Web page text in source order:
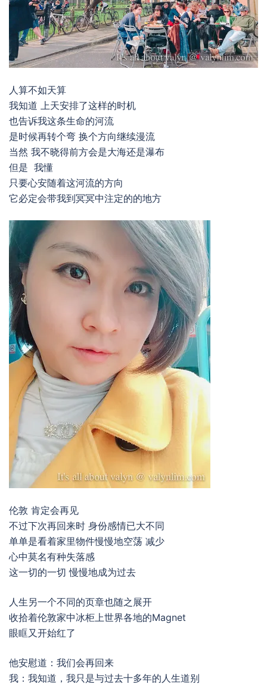
人算不如天算
我知道 上天安排了这样的时机
也告诉我这条生命的河流
是时候再转个弯 换个方向继续漫流
当然 我不晓得前方会是大海还是瀑布
但是 我懂
只要心安随着这河流的方向
它必定会带我到冥冥中注定的的地方
伦敦 肯定会再见
不过下次再回来时 身份感情已大不同
单单是看着家里物件慢慢地空荡 减少
心中莫名有种失落感
这一切的一切 慢慢地成为过去
人生另一个不同的页章也随之展开
收拾着伦敦家中冰柜上世界各地的Magnet
眼眶又开始红了
他安慰道：我们会再回来
我：我知道，我只是与过去十多年的人生道别